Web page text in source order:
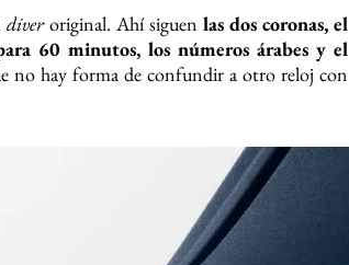
diveroriginal. Ahí siguen las dos coronas, el
60 minutos, los números árabes y el
no hay forma de confundir a otro reloj con